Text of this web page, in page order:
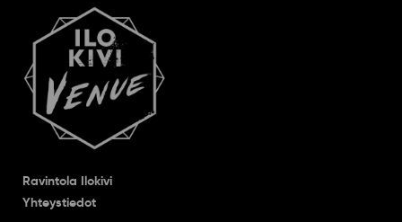
Ravintola Ilokivi
Yhteystiedot